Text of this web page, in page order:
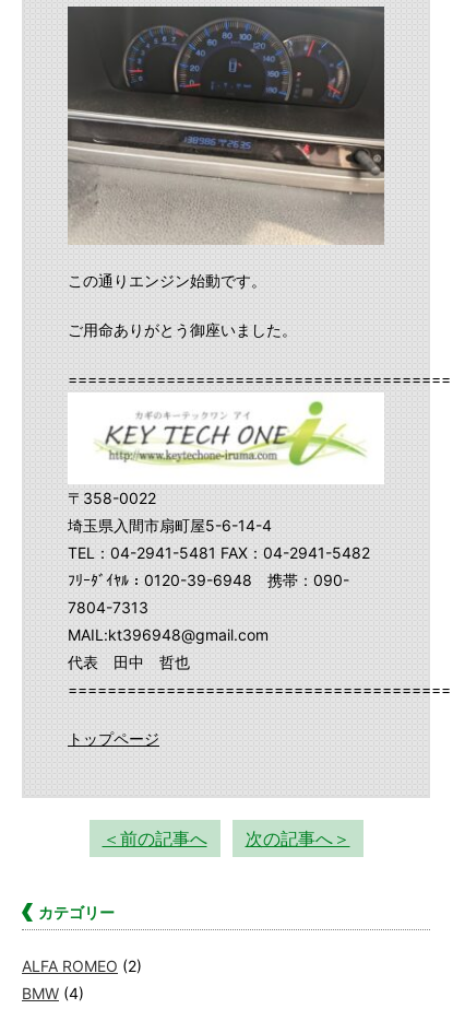
この通りエンジン始動です。
ご用命ありがとう御座いました。
〒358-0022
埼玉県入間市扇町屋5-6-14-4
TEL：04-2941-5481 FAX：04-2941-5482
ﾌﾘｰﾀﾞｲﾔﾙ：0120-39-6948 携帯：090-
7804-7313
MAIL:kt396948@gmail.com
代表 田中 哲也
トップページ
＜前の記事へ 次の記事へ＞
カテゴリー
ALFA ROMEO (2)
BMW (4)